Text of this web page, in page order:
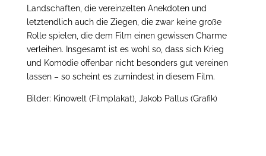
Landschaften, die vereinzelten Anekdoten und
letztendlich auch die Ziegen, die zwar keine große
Rolle spielen, die dem Film einen gewissen Charme
verleihen. Insgesamt ist es wohl so, dass sich Krieg
und Komödie offenbar nicht besonders gut vereinen
lassen – so scheint es zumindest in diesem Film.
Bilder: Kinowelt (Filmplakat), Jakob Pallus (Grafik)